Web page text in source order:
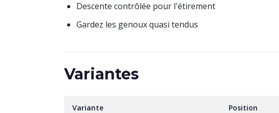
Descente contrôlée pour l'étirement
Gardez les genoux quasi tendus
Variantes
Variante Position